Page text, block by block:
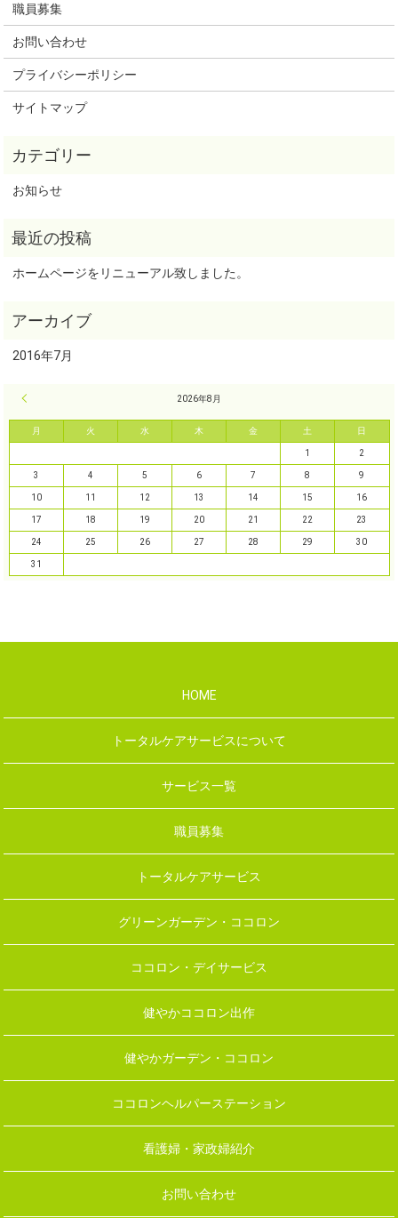
職員募集
お問い合わせ
プライバシーポリシー
サイトマップ
お知らせ
ホームページをリニューアル致しました。
2016年7月
2026年8月
月 火 水 木 金 土 日
1 2
3 4 5 6 7 8 9
10 11 12 13 14 15 16
17 18 19 20 21 22 23
24 25 26 27 28 29 30
31
HOME
トータルケアサービスについて
サービス一覧
職員募集
トータルケアサービス
グリーンガーデン・ココロン
ココロン・デイサービス
健やかココロン出作
健やかガーデン・ココロン
ココロンヘルパーステーション
看護婦・家政婦紹介
お問い合わせ